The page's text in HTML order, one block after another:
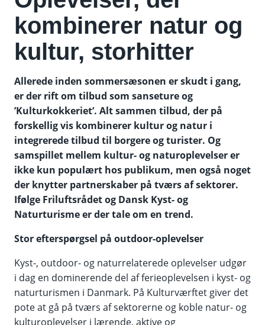
kombinerer natur og
kultur, storhitter
Allerede inden sommersæsonen er skudt i gang,
er der rift om tilbud som sanseture og
’Kulturkokkeriet’. Alt sammen tilbud, der på
forskellig vis kombinerer kultur og natur i
integrerede tilbud til borgere og turister. Og
samspillet mellem kultur- og naturoplevelser er
ikke kun populært hos publikum, men også noget
der knytter partnerskaber på tværs af sektorer.
Ifølge Friluftsrådet og Dansk Kyst- og
Naturturisme er der tale om en trend.
Stor efterspørgsel på outdoor-oplevelser
Kyst-, outdoor- og naturrelaterede oplevelser udgør
i dag en dominerende del af ferieoplevelsen i kyst- og
naturturismen i Danmark. På Kulturværftet giver det
pote at gå på tværs af sektorerne og koble natur- og
kulturoplevelser i lærende, aktive og